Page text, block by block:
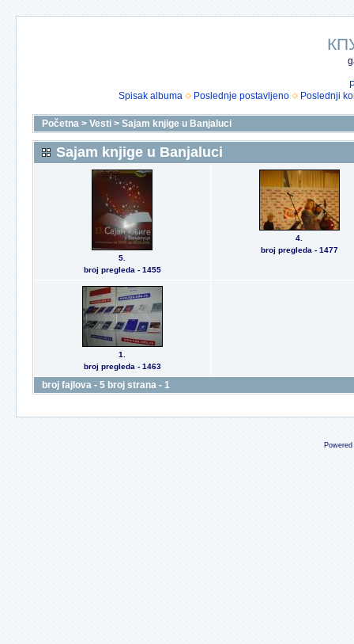
Spisak albuma
Poslednje postavljeno Poslednji
Početna > Vesti > Sajam knjige u Banjaluci
Sajam knjige u Banjaluci
5.
broj pregleda - 1455
4.
broj pregleda - 1477
1.
broj pregleda - 1463
broj fajlova - 5 broj strana - 1